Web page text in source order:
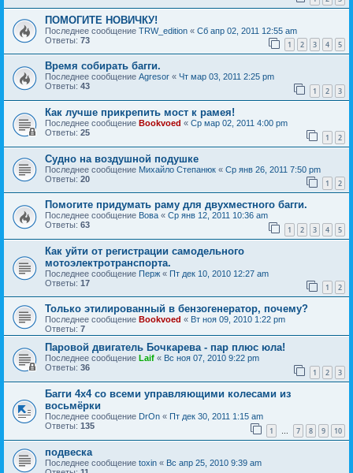
ПОМОГИТЕ НОВИЧКУ!
Последнее сообщение TRW_edition « Сб апр 02, 2011 12:55 am
Ответы: 73 1 2 3 4 5
Время собирать багги.
Последнее сообщение Agresor « Чт мар 03, 2011 2:25 pm
Ответы: 43 1 2 3
Как лучше прикрепить мост к рамея!
Последнее сообщение Bookvoed « Ср мар 02, 2011 4:00 pm
Ответы: 25 1 2
Судно на воздушной подушке
Последнее сообщение Михайло Степанюк « Ср янв 26, 2011 7:50 pm
Ответы: 20 1 2
Помогите придумать раму для двухместного багги.
Последнее сообщение Вова « Ср янв 12, 2011 10:36 am
Ответы: 63 1 2 3 4 5
Как уйти от регистрации самодельного
мотоэлектротранспорта.
Последнее сообщение Перж « Пт дек 10, 2010 12:27 am
Ответы: 17 1 2
Только этилированный в бензогенератор, почему?
Последнее сообщение Bookvoed « Вт ноя 09, 2010 1:22 pm
Ответы: 7
Паровой двигатель Бочкарева - пар плюс юла!
Последнее сообщение Laif « Вс ноя 07, 2010 9:22 pm
Ответы: 36 1 2 3
Багги 4х4 со всеми управляющими колесами из
восьмёрки
Последнее сообщение DrOn « Пт дек 30, 2011 1:15 am
Ответы: 135 1 … 7 8 9 10
подвеска
Последнее сообщение toxin « Вс апр 25, 2010 9:39 am